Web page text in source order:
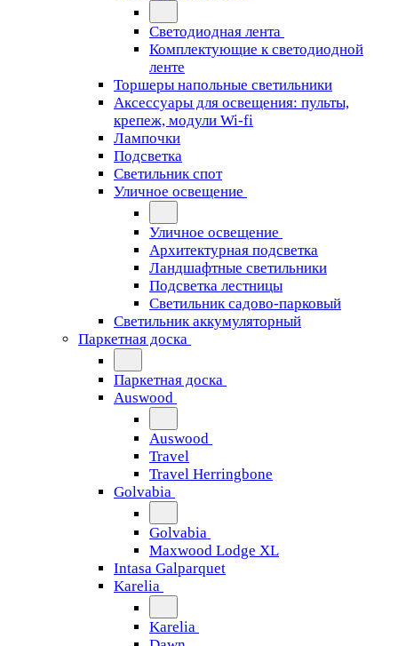
Светодиодная лента
Комплектующие к светодиодной
ленте
Торшеры напольные светильники
Аксессуары для освещения: пульты,
крепеж, модули Wi-fi
Лампочки
Подсветка
Светильник спот
Уличное освещение
Уличное освещение
Архитектурная подсветка
Ландшафтные светильники
Подсветка лестницы
Светильник садово-парковый
Светильник аккумуляторный
Паркетная доска
Паркетная доска
Auswood
Auswood
Travel
Travel Herringbone
Golvabia
Golvabia
Maxwood Lodge XL
Intasa Galparquet
Karelia
Karelia